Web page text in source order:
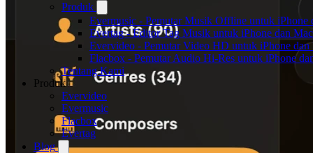
Produk
Evermusic - Pemutar Musik Offline untuk iPhone
Evertag - Editor Tag Musik untuk iPhone dan Mac
Evervideo - Pemutar Video HD untuk iPhone dan
Flacbox - Pemutar Audio Hi-Res untuk iPhone
Tentang Kami
Produk
Evervideo
Evermusic
Flacbox
Evertag
Blog